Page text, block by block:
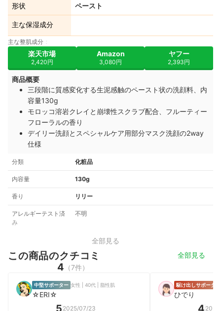
形状 ペースト
主な保湿成分
主な整肌成分
楽天市場
2,420円
Amazon
3,080円
ヤフー
2,393円
商品概要
三段階に質感変化する生泥感触のペースト状の洗顔料、内
容量130g
モロッコ溶岩クレイと崩壊性スクラブ配合、フルーティー
フローラルの香り
デイリー洗顔とスペシャルケア用部分マスク洗顔の2way
仕様
分類 化粧品
内容量 130g
香り リリー
アレルギーテスト済
み
不明
全部見る
この商品のクチコミ 全部見る
4 （7件）
中堅サポーター 女性 | 40代 | 脂性肌
☆ERI☆
5 2025/07/23
駆け出しサポーター
ひでり
4